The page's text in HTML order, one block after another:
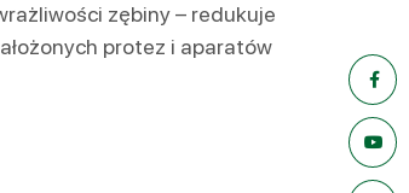
zębiny – redukuje
protez i aparatów